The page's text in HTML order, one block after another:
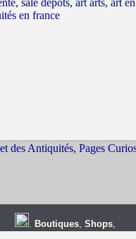
, Boutiques, Shops,